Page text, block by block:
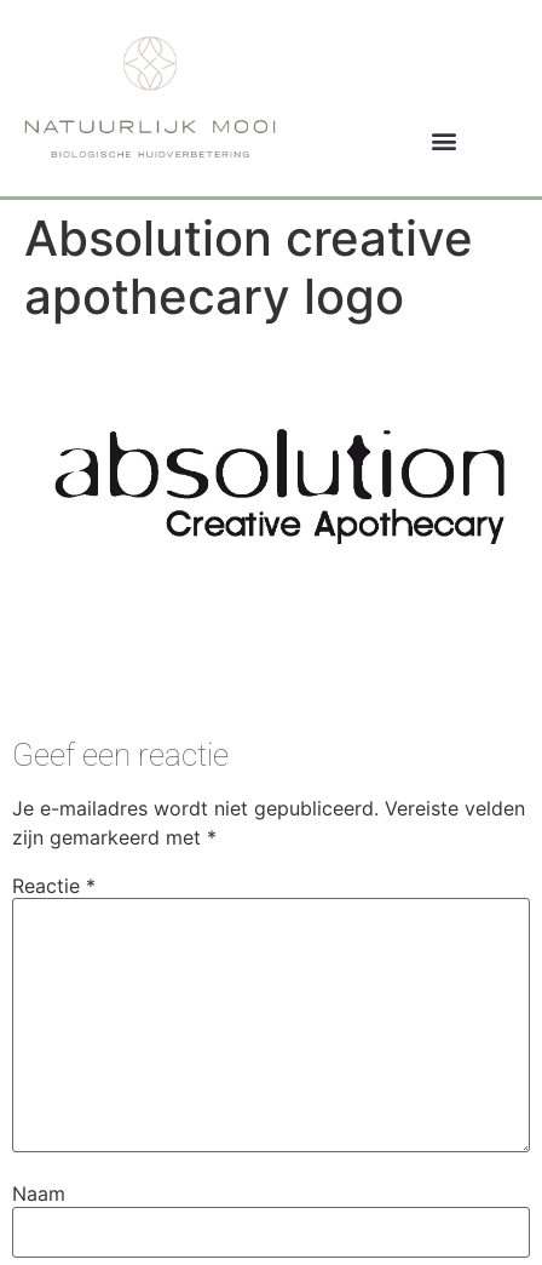
Absolution creative
apothecary logo
Geef een reactie
Je e-mailadres wordt niet gepubliceerd. Vereiste velden
zijn gemarkeerd met *
Reactie *
Naam